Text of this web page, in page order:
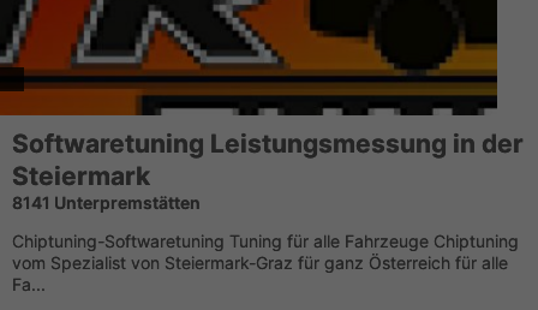
Softwaretuning Leistungsmessung in der
Steiermark
8141 Unterpremstätten
Chiptuning-Softwaretuning Tuning für alle Fahrzeuge Chiptuning
vom Spezialist von Steiermark-Graz für ganz Österreich für alle
Fa...